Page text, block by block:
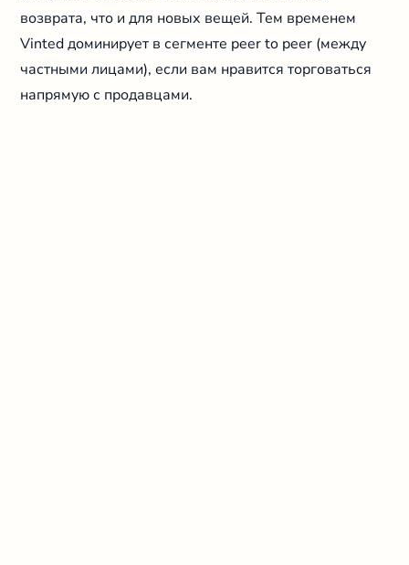
возврата, что и для новых вещей. Тем временем
Vinted доминирует в сегменте peer to peer (между
частными лицами), если вам нравится торговаться
напрямую с продавцами.